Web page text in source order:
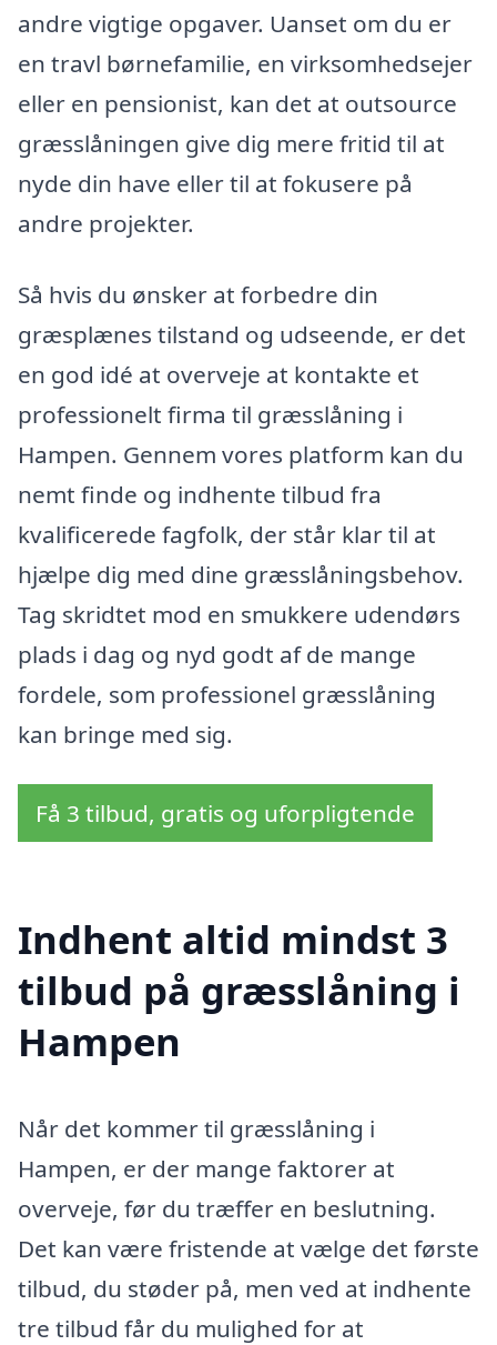
andre vigtige opgaver. Uanset om du er
en travl børnefamilie, en virksomhedsejer
eller en pensionist, kan det at outsource
græsslåningen give dig mere fritid til at
nyde din have eller til at fokusere på
andre projekter.
Så hvis du ønsker at forbedre din
græsplænes tilstand og udseende, er det
en god idé at overveje at kontakte et
professionelt firma til græsslåning i
Hampen. Gennem vores platform kan du
nemt finde og indhente tilbud fra
kvalificerede fagfolk, der står klar til at
hjælpe dig med dine græsslåningsbehov.
Tag skridtet mod en smukkere udendørs
plads i dag og nyd godt af de mange
fordele, som professionel græsslåning
kan bringe med sig.
Få 3 tilbud, gratis og uforpligtende
Indhent altid mindst 3
tilbud på græsslåning i
Hampen
Når det kommer til græsslåning i
Hampen, er der mange faktorer at
overveje, før du træffer en beslutning.
Det kan være fristende at vælge det første
tilbud, du støder på, men ved at indhente
tre tilbud får du mulighed for at